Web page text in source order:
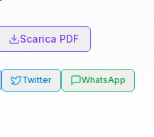
Scarica PDF
Twitter WhatsApp